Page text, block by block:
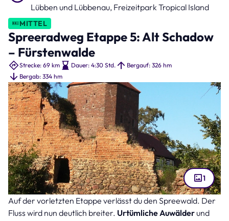
Lübben und Lübbenau, Freizeitpark Tropical Island
MITTEL
Spreeradweg Etappe 5: Alt Schadow
– Fürstenwalde
Strecke: 69 km Dauer: 4:30 Std.
Bergauf: 326 hm
Bergab: 334 hm
Burg Beeskow (Bild: welcomelau – stock.adobe.com )
1
Auf der vorletzten Etappe verlässt du den Spreewald. Der
Fluss wird nun deutlich breiter. Urtümliche Auwälder und